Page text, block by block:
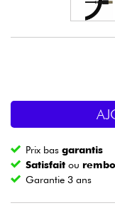
Micros & HF
Batteries &
Prix basgarantis
Satisfait ou
Garantie 3 ans